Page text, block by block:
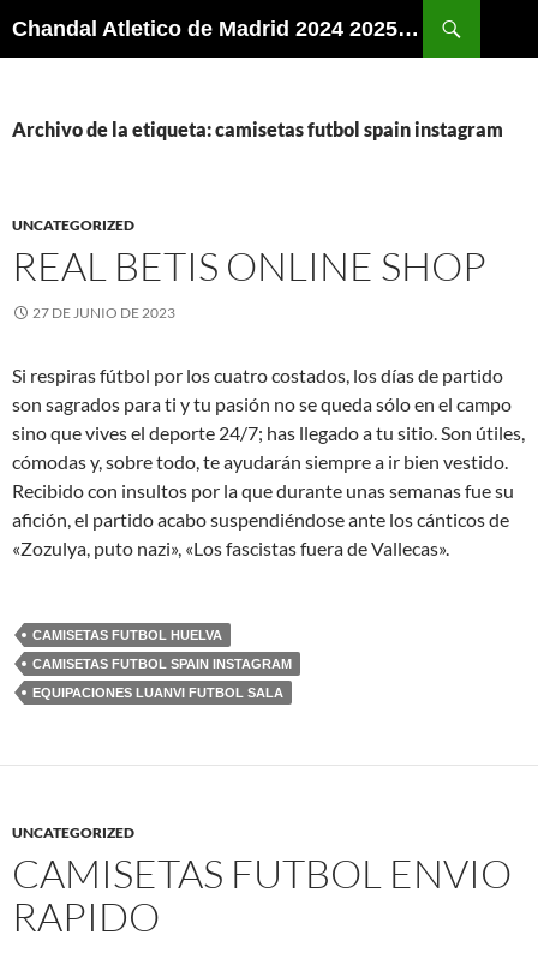
Chandal Atletico de Madrid 2024 2025 | SuperVigo
Archivo de la etiqueta: camisetas futbol spain instagram
UNCATEGORIZED
REAL BETIS ONLINE SHOP
27 DE JUNIO DE 2023
Si respiras fútbol por los cuatro costados, los días de partido
son sagrados para ti y tu pasión no se queda sólo en el campo
sino que vives el deporte 24/7; has llegado a tu sitio. Son útiles,
cómodas y, sobre todo, te ayudarán siempre a ir bien vestido.
Recibido con insultos por la que durante unas semanas fue su
afición, el partido acabo suspendiéndose ante los cánticos de
«Zozulya, puto nazi», «Los fascistas fuera de Vallecas».
CAMISETAS FUTBOL HUELVA
CAMISETAS FUTBOL SPAIN INSTAGRAM
EQUIPACIONES LUANVI FUTBOL SALA
UNCATEGORIZED
CAMISETAS FUTBOL ENVIO
RAPIDO